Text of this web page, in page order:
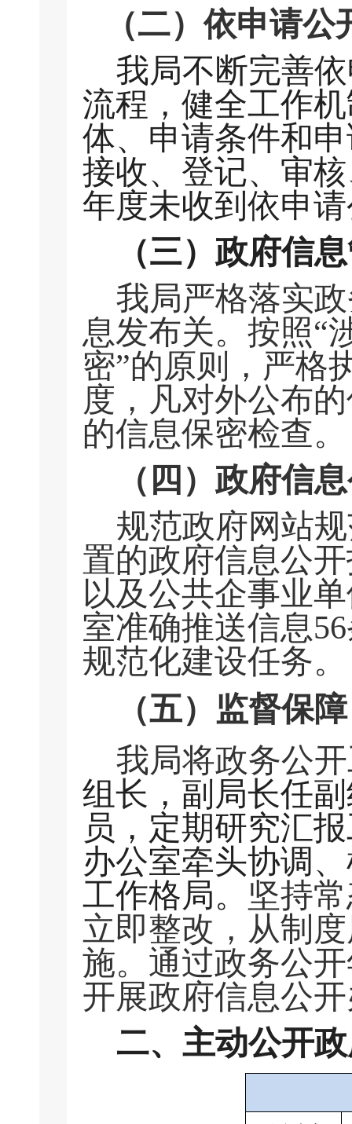
（二）依申请公
我局不断完善
流程，健全工作
体、申请条件和
接收、登记、审
年度未收到依申
（三）政府信
我局严格落实
息发布关。按照“
密”的原则，严格
度，凡对外公布
的信息保密检查。
（四）政府信
规范政府网站
置的政府信息公
以及公共企事业
室准确推送信息
规范化建设任务。
（五） 监督保障
我局将政务公
组长，副局长任
员，定期研究汇
办公室牵头协调
工作格局。 坚持
立即整改，从制
施。通过政务公
开展政府信息公
二、 主动公开